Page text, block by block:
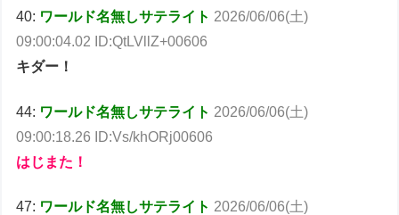
40: ワールド名無しサテライト 2026/06/06(土)
09:00:04.02 ID:QtLVllZ+00606
キダー！
44: ワールド名無しサテライト 2026/06/06(土)
09:00:18.26 ID:Vs/khORj00606
はじまた！
47: ワールド名無しサテライト 2026/06/06(土)